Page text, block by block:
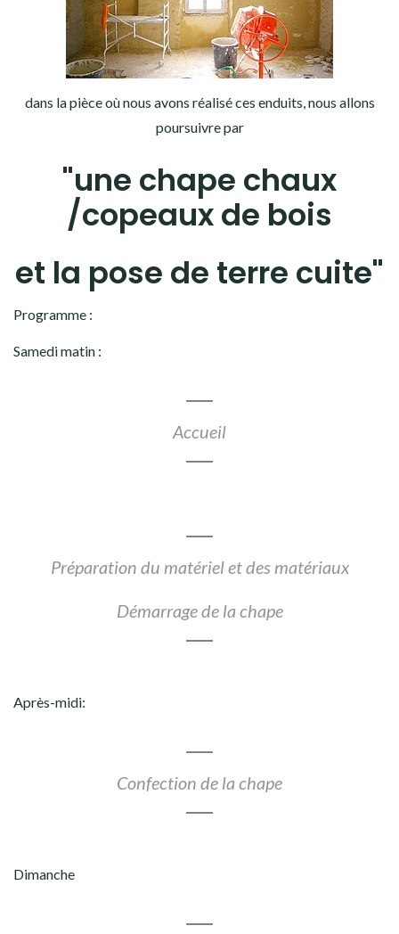
dans la pièce où nous avons réalisé ces enduits, nous allons
poursuivre par
"une chape chaux
/copeaux de bois
et la pose de terre cuite"
Programme :
Samedi matin :
Accueil
Préparation du matériel et des matériaux
Démarrage de la chape
Après-midi:
Confection de la chape
Dimanche